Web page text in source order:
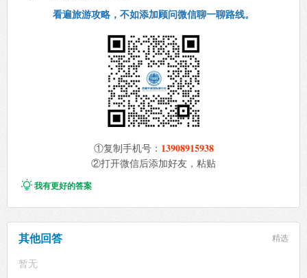
看遍旅游攻略，不如添加顾问微信聊一聊路线。
①复制手机号： 13908915938
②打开微信后添加好友，粘贴
我有更好的答案
其他回答 精选
暂无